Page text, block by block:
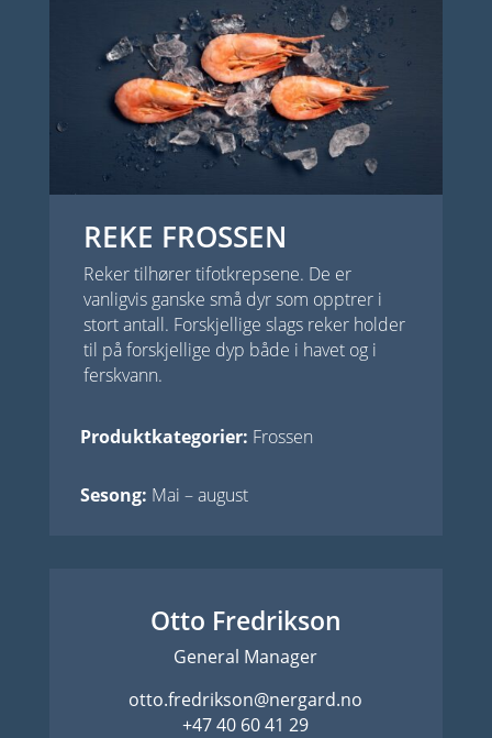
REKE FROSSEN
Reker tilhører tifotkrepsene. De er
vanligvis ganske små dyr som opptrer i
stort antall. Forskjellige slags reker holder
til på forskjellige dyp både i havet og i
ferskvann.
Produktkategorier: Frossen
Sesong: Mai – august
Otto Fredrikson
General Manager
otto.fredrikson@nergard.no
+47 40 60 41 29